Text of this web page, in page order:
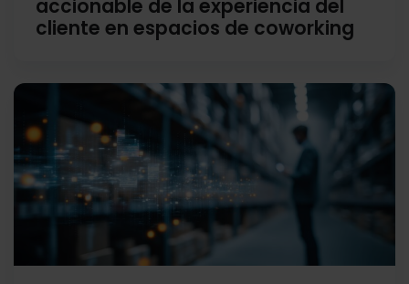
accionable de la experiencia del
cliente en espacios de coworking